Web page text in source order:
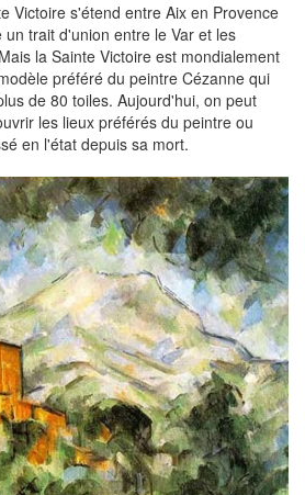
Victoire s'étend entre Aix en Provence
trait d'union entre le Var et les
la Sainte Victoire est mondialement
préféré du peintre Cézanne qui
de 80 toiles. Aujourd'hui, on peut
les lieux préférés du peintre ou
en l'état depuis sa mort.